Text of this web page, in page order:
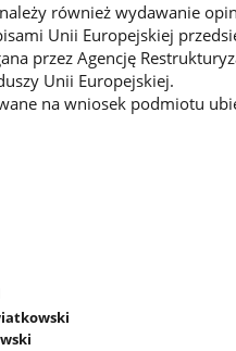
również wydawanie
Unii Europejskiej
przez Agencję
Unii Europejskiej.
na wniosek podmiotu